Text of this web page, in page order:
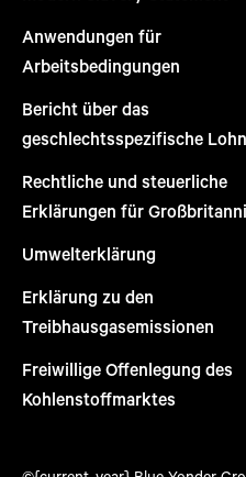
Anwendungen für
Arbeitsbedingungen
Bericht über das
geschlechtsspezifische
Rechtliche und steuerliche
Erklärungen für
Umwelterklärung
Erklärung zu den
Treibhausgasemissionen
Freiwillige Offenlegung des
Kohlenstoffmarktes